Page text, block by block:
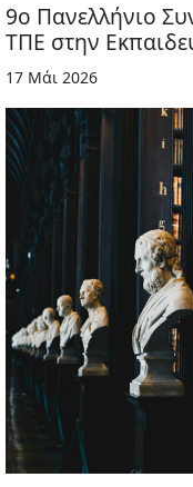
9ο Πανελλήνιο
ΤΠΕ στην
17 Μάι 2026